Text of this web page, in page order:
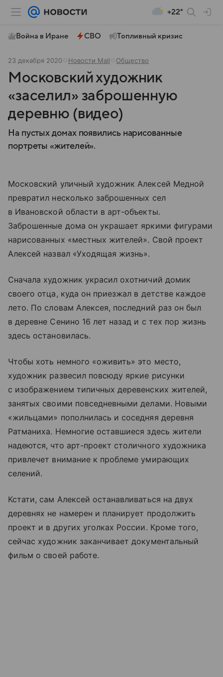
+22°
Война в Иране СВО Топливный кризис
23 декабря 2020 Новости Mail Общество
Московский художник
«заселил» заброшенную
деревню (видео)
На пустых домах появились нарисованные
портреты «жителей».
Московский уличный художник Алексей Медной
превратил несколько заброшенных сел
в Ивановской области в арт-объекты.
Заброшенные дома он украшает яркими фигурами
нарисованных «местных жителей». Свой проект
Алексей назвал «Уходящая жизнь».
Сначала художник украсил охотничий домик
своего отца, куда он приезжал в детстве каждое
лето. По словам Алексея, последний раз он был
в деревне Сенино 16 лет назад и с тех пор жизнь
здесь остановилась.
Чтобы хоть немного «оживить» это место,
художник развесил повсюду яркие рисунки
с изображением типичных деревенских жителей,
занятых своими повседневными делами. Новыми
«жильцами» пополнилась и соседняя деревня
Ратманиха. Немногие оставшиеся здесь жители
надеются, что арт-проект столичного художника
привлечет внимание к проблеме умирающих
селений.
Кстати, сам Алексей останавливаться на двух
деревнях не намерен и планирует продолжить
проект и в других уголках России. Кроме того,
сейчас художник заканчивает документальный
фильм о своей работе.